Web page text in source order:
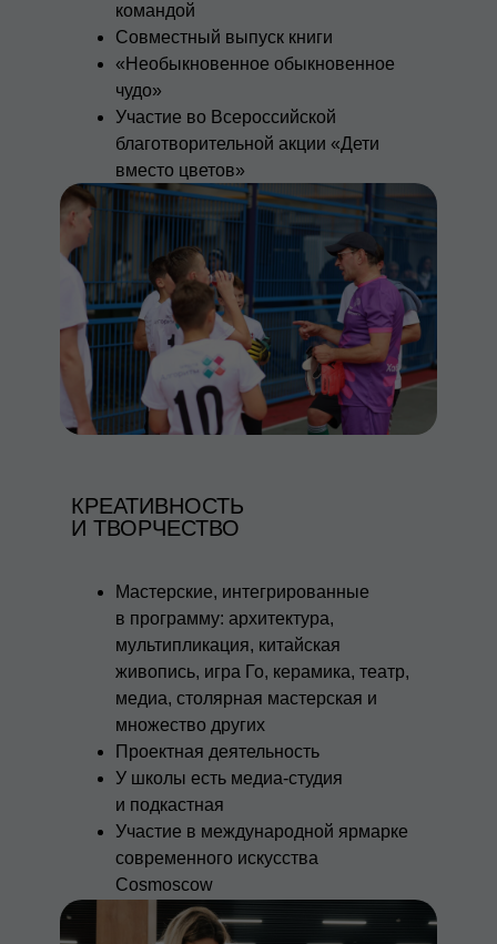
командой
Совместный выпуск книги
«Необыкновенное обыкновенное
чудо»
Участие во Всероссийской
благотворительной акции «Дети
вместо цветов»
Мастерские, интегрированные
в программу: архитектура,
мультипликация, китайская
живопись, игра Го, керамика, театр,
медиа, столярная мастерская и
множество других
Проектная деятельность
У школы есть медиа-студия
и подкастная
Участие в международной ярмарке
современного искусства
Cosmoscow
КРЕАТИВНОСТЬ
И ТВОРЧЕСТВО